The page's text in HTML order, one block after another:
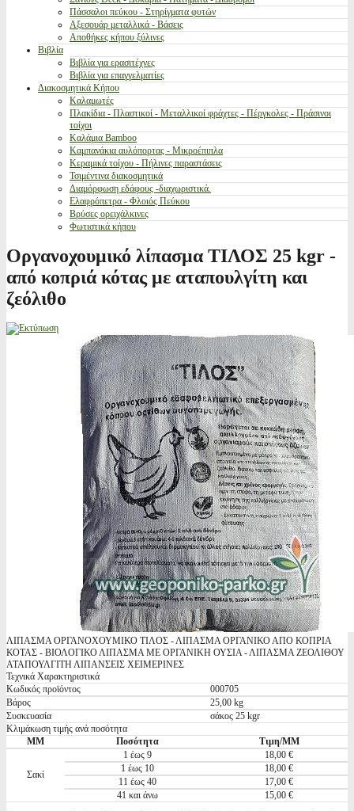
Πάσσαλοι πεύκου - Στηρίγματα φυτών
Αξεσουάρ μεταλλικά - Βάσεις
Αποθήκες κήπου ξύλινες
Βιβλία
Βιβλία για ερασιτέχνες
Βιβλία για επαγγελματίες
Διακοσμητικά Κήπου
Καλαμωτές
Πλακίδια - Πλαστικοί - Μεταλλικοί φράχτες - Πέργκολες - Πράσινοι
τοίχοι
Καλάμια Bamboo
Καμπανάκια αυλόπορτας - Μικροέπιπλα
Κεραμικά τοίχου - Πήλινες παραστάσεις
Τσιμέντινα διακοσμητικά
Διαμόρφωση εδάφους -διαχωριστικά.
Ελαφρόπετρα - Φλοιός Πεύκου
Βρύσες ορειχάλκινες
Φωτιστικά κήπου
Οργανοχουμικό λίπασμα ΤΙΛΟΣ 25 kgr -
από κοπριά κότας με αταπουλγίτη και
ζεόλιθο
ΛΙΠΑΣΜΑ ΟΡΓΑΝΟΧΟΥΜΙΚΟ ΤΙΛΟΣ - ΛΙΠΑΣΜΑ ΟΡΓΑΝΙΚΟ ΑΠΟ ΚΟΠΡΙΑ
ΚΟΤΑΣ - ΒΙΟΛΟΓΙΚΟ ΛΙΠΑΣΜΑ ΜΕ ΟΡΓΑΝΙΚΗ ΟΥΣΙΑ - ΛΙΠΑΣΜΑ ΖΕΟΛΙΘΟΥ
ΑΤΑΠΟΥΛΓΙΤΗ ΛΙΠΑΝΣΕΙΣ ΧΕΙΜΕΡΙΝΕΣ
Τεχνικά Χαρακτηριστικά
Κωδικός προϊόντος
000705
Βάρος
25,00 kg
Συσκευασία
σάκος 25 kgr
Κλιμάκωση τιμής ανά ποσότητα
ΜΜ
Ποσότητα Τιμη/ΜΜ
Σακί
1 έως 9
18,00 €
1 έως 10
18,00 €
11 έως 40
17,00 €
41 και άνω
15,00 €